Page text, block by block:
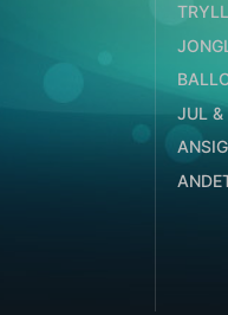
JUL &